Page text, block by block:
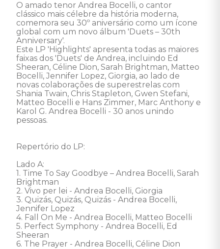
O amado tenor Andrea Bocelli, o cantor
clássico mais célebre da história moderna,
comemora seu 30º aniversário como um ícone
global com um novo álbum 'Duets – 30th
Anniversary'.
Este LP 'Highlights' apresenta todas as maiores
faixas dos 'Duets' de Andrea, incluindo Ed
Sheeran, Céline Dion, Sarah Brightman, Matteo
Bocelli, Jennifer Lopez, Giorgia, ao lado de
novas colaborações de superestrelas com
Shania Twain, Chris Stapleton, Gwen Stefani,
Matteo Bocelli e Hans Zimmer, Marc Anthony e
Karol G. Andrea Bocelli - 30 anos unindo
pessoas.
Repertório do LP:
Lado A:
1. Time To Say Goodbye – Andrea Bocelli, Sarah
Brightman
2. Vivo per lei - Andrea Bocelli, Giorgia
3. Quizás, Quizás, Quizás - Andrea Bocelli,
Jennifer Lopez
4. Fall On Me - Andrea Bocelli, Matteo Bocelli
5. Perfect Symphony - Andrea Bocelli, Ed
Sheeran
6. The Prayer - Andrea Bocelli, Céline Dion